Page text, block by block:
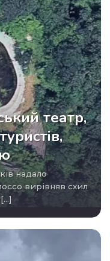
театр,
вирівняв схил